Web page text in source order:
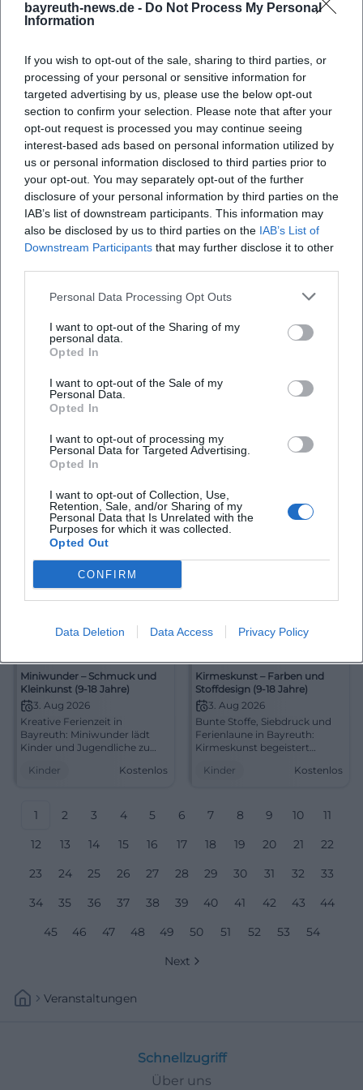
bayreuth-news.de - Do Not Process My Personal
Information
If you wish to opt-out of the sale, sharing to third parties, or
processing of your personal or sensitive information for
targeted advertising by us, please use the below opt-out
section to confirm your selection. Please note that after your
opt-out request is processed you may continue seeing
interest-based ads based on personal information utilized by
us or personal information disclosed to third parties prior to
your opt-out. You may separately opt-out of the further
disclosure of your personal information by third parties on the
IAB’s list of downstream participants. This information may
also be disclosed by us to third parties on the IAB’s List of
Downstream Participants that may further disclose it to other
Personal Data Processing Opt Outs
I want to opt-out of the Sharing of my
personal data.
Opted In
I want to opt-out of the Sale of my
Personal Data.
Opted In
I want to opt-out of processing my
Personal Data for Targeted Advertising.
Opted In
I want to opt-out of Collection, Use,
Retention, Sale, and/or Sharing of my
Personal Data that Is Unrelated with the
Purposes for which it was collected.
Opted Out
CONFIRM
Data Deletion Data Access Privacy Policy
Keine Festspiele im
24. Jul 2026
Schauplatz einer klugen
Ausstellung über Siegfried
Wagner, Festspielgeschichte
und das Jubiläumsjahr 1926.
Eintritt frei! #Bayreuth
#Wagner
Ausstellungen Kostenlos
Vladimir Kiseljov: Die
Mysterien (Richard Wagner in
Bildern)
1. Aug 2026
Ein farbstarkes Kunsterlebnis
in Bayreuth: Vladimír Kiseljov
übersetzt Richard Wagner in
Bilder, Symbole und
Klangräume. Ab 1.8.2026
kostenlos entdecken.
#Bayreuth #Kunst
Ausstellungen Kostenlos
Ausstellung "Bitte nicht
bewegen - Die Festspiele im
Fokus der Fotografen"
Bayreuth im Blick der
Kamera: Die
Sonderausstellung zum
Fotografie, Erinnerung und
Kulturgeschichte. 02.08.–
11.10.2026. #Bayreuth
Bühnenzauber – Requisiten
Fantasie zum Anfassen im
Haus des Spiels in Bayreuth:
Jahrmarkt der Träume.
Kostenlos, kreativ,
unvergesslich. #Familienzeit
#Bayreuth
Miniwunder – Schmuck und
Kleinkunst (9-18 Jahre)
3. Aug 2026
Kreative Ferienzeit in
Bayreuth: Miniwunder lädt
Kinder und Jugendliche zu
gemeinsamer Gestaltung ein.
#Familienerlebnis
Kinder Kostenlos
Kirmeskunst – Farben und
Stoffdesign (9-18 Jahre)
3. Aug 2026
Bunte Stoffe, Siebdruck und
Ferienlaune in Bayreuth:
Kirmeskunst begeistert
03. bis 07.08.2026. Kostenlos,
Kinder Kostenlos
1 2 3 4 5 6 7 8 9 10
11
12
13 14 15 16 17 18 19 20 21
22
23
24 25 26 27 28 29 30 31 32
33
34
35 36 37 38 39 40 41 42 43
44
45
46 47 48 49 50 51 52 53
54
Next
Veranstaltungen
Schnellzugriff
Über uns